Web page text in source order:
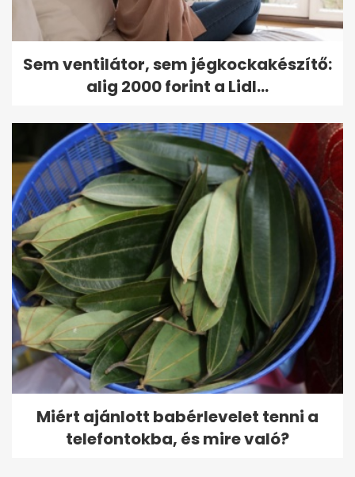
Sem ventilátor, sem jégkockakészítő:
alig 2000 forint a Lidl...
Miért ajánlott babérlevelet tenni a
telefontokba, és mire való?